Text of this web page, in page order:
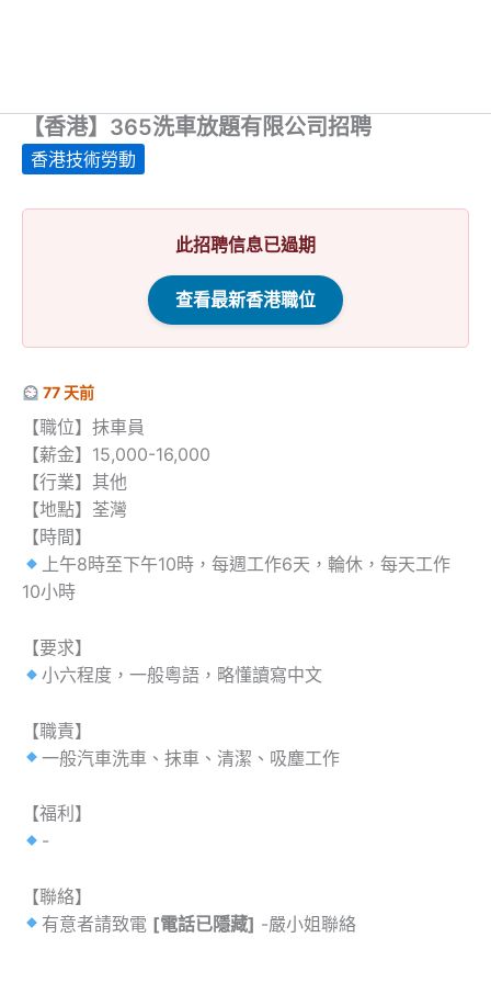
【香港】365洗車放題有限公司招聘
香港技術勞動
此招聘信息已過期
查看最新香港職位
77 天前
【職位】抹車員
【薪金】15,000-16,000
【行業】其他
【地點】荃灣
【時間】
上午8時至下午10時，每週工作6天，輪休，每天工作
10小時
【要求】
小六程度，一般粵語，略懂讀寫中文
【職責】
一般汽車洗車、抹車、清潔、吸塵工作
【福利】
-
【聯絡】
有意者請致電 [電話已隱藏] -嚴小姐聯絡